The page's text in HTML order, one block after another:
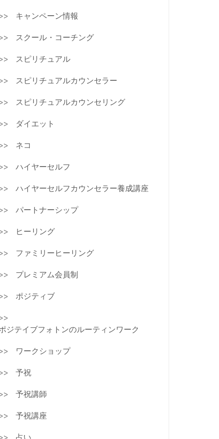
キャンペーン情報
スクール・コーチング
スピリチュアル
スピリチュアルカウンセラー
スピリチュアルカウンセリング
ダイエット
ネコ
ハイヤーセルフ
ハイヤーセルフカウンセラー養成講座
パートナーシップ
ヒーリング
ファミリーヒーリング
プレミアム会員制
ポジティブ
ジテイブフォトンのルーティンワーク
ワークショップ
予祝
予祝講師
予祝講座